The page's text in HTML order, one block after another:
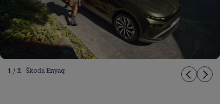
1 / 2 Škoda Enyaq